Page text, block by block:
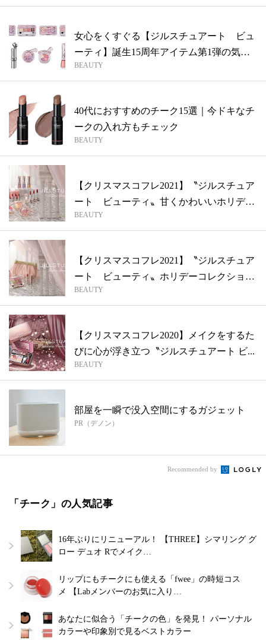
女心をくすぐる【ジルスチュアート ビュ
ーティ】誕生15周年アイテム第1弾の気に
な...
BEAUTY
40代におすすめのチーク15選｜今ドキなチ
ークの入れ方もチェック
BEAUTY
【クリスマスコフレ2021】〝ジルスチュア
ート ビューティ〟甘くかわいいホリデ
ー...
BEAUTY
【クリスマスコフレ2021】〝ジルスチュア
ート ビューティ〟ホリデーコレクショ
ン...
BEAUTY
【クリスマスコフレ2020】メイクをするた
びに心が浮き立つ〝ジルスチュアート ビ...
BEAUTY
部屋を一瞬で没入空間にするガジェット
PR（デノン）
Recommended by
「チーク」の人気記事
16年ぶりにリニューアル！ 【THREE】シマリング グ
ロー デュオ Rでメイク…
リップにもチークにも使える「fwee」の時短コス
メ 【Labメンバーのお気に入り…
あなたに似合う「チークの色」を発見！ パーソナル
カラーや印象別で見るベストカラー